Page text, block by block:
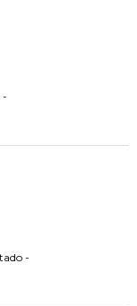
-
-